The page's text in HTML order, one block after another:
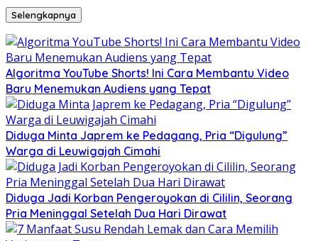
Selengkapnya
Algoritma YouTube Shorts! Ini Cara Membantu Video
Baru Menemukan Audiens yang Tepat
Diduga Minta Japrem ke Pedagang, Pria “Digulung”
Warga di Leuwigajah Cimahi
Diduga Jadi Korban Pengeroyokan di Cililin, Seorang
Pria Meninggal Setelah Dua Hari Dirawat